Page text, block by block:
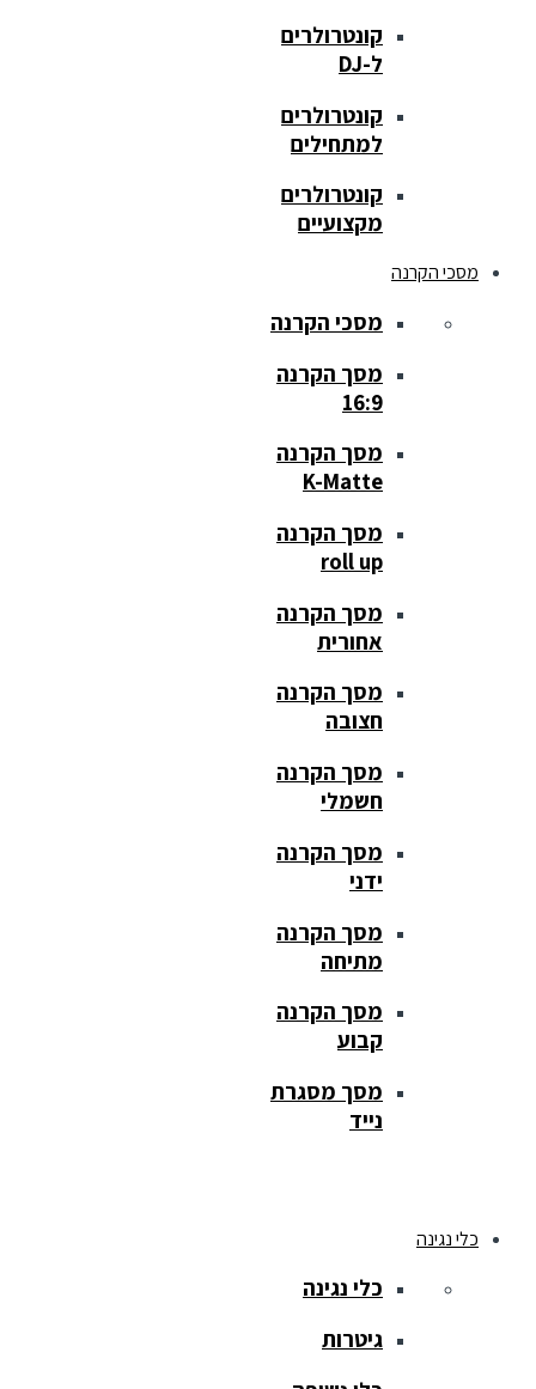
קונטרולרים
ל-DJ
קונטרולרים
למתחילים
קונטרולרים
מקצועיים
מסכי הקרנה
מסכי הקרנה
מסך הקרנה
16:9
מסך הקרנה
K-Matte
מסך הקרנה
roll up
מסך הקרנה
אחורית
מסך הקרנה
חצובה
מסך הקרנה
חשמלי
מסך הקרנה
ידני
מסך הקרנה
מתיחה
מסך הקרנה
קבוע
מסך מסגרת
נייד
כלי נגינה
כלי נגינה
גיטרות